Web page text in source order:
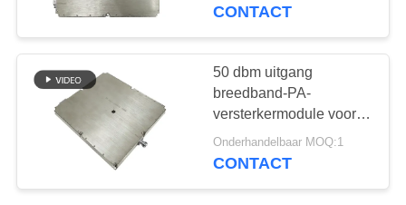
FABRIEKSREIS
KWALITEITSCONTROLE
CONTACTEER
ONS
Drone-
jammermodule
21
CONTACT
50 dbm uitgang
breedband-PA-
versterkermodule voor
veiligheidsbescherming
Onderhandelbaar MOQ:1
CONTACT